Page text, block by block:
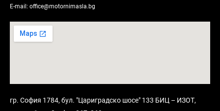
E-mail: office@motornimasla.bg
гр. София 1784, бул. "Цариградско шосе" 133 БИЦ – ИЗОТ,